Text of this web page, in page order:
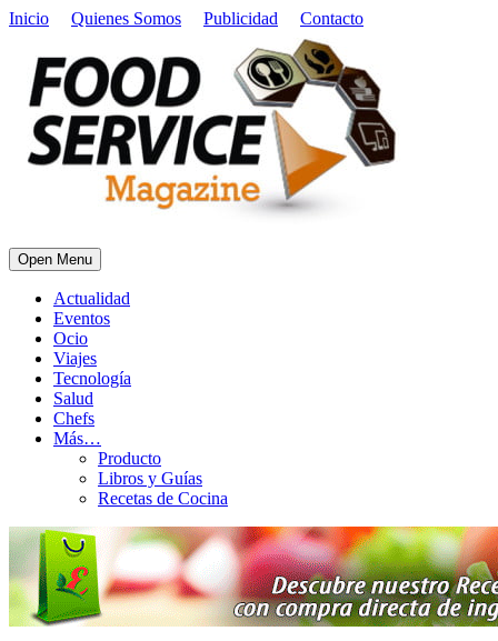
Inicio Quienes Somos Publicidad Contacto
Open Menu
Actualidad
Eventos
Ocio
Viajes
Tecnología
Salud
Chefs
Más…
Producto
Libros y Guías
Recetas de Cocina